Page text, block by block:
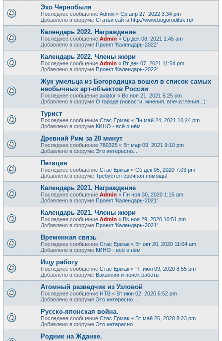
Эхо Чернобыля
Последнее сообщение Admin « Ср апр 27, 2022 3:34 pm
Добавлено в форуме Статьи сайта http://www.bogoroditsk.ru/
Календарь 2022. Награждение
Последнее сообщение Admin « Ср дек 08, 2021 1:45 am
Добавлено в форуме Проект 'Календарь-2022'
Календарь 2022. Члены жюри
Последнее сообщение Admin « Вт дек 07, 2021 11:54 pm
Добавлено в форуме Проект 'Календарь-2022'
Жук умельца из Богородицка вошел в список самых
необычных арт-объектов России
Последнее сообщение aviator « Вс ноя 21, 2021 5:25 pm
Добавлено в форуме О городе (новости, мнения, впечатления...)
Турист
Последнее сообщение Стас Ермак « Пн май 24, 2021 10:24 pm
Добавлено в форуме КИНО - всё о нём
Древний Рим за 20 минут
Последнее сообщение 780325 « Вт мар 09, 2021 9:10 pm
Добавлено в форуме Это интересно...
Петиция
Последнее сообщение Стас Ермак « Сб дек 05, 2020 7:03 pm
Добавлено в форуме Требуется срочная помощь!
Календарь 2021. Награждение
Последнее сообщение Admin « Пн ноя 30, 2020 1:15 am
Добавлено в форуме Проект 'Календарь-2021'
Календарь 2021. Члены жюри
Последнее сообщение Admin « Вс ноя 29, 2020 10:51 pm
Добавлено в форуме Проект 'Календарь-2021'
Временная связь
Последнее сообщение Стас Ермак « Вт окт 20, 2020 11:04 am
Добавлено в форуме КИНО - всё о нём
Ищу работу
Последнее сообщение Стас Ермак « Чт июл 09, 2020 8:55 pm
Добавлено в форуме Вакансии и поиск работы
Атомный разведчик из Узловой
Последнее сообщение НТВ « Вт июн 02, 2020 5:52 pm
Добавлено в форуме Это интересно...
Русско-японская война.
Последнее сообщение Стас Ермак « Вт май 26, 2020 8:23 pm
Добавлено в форуме Это интересно...
Родник на Жданке.